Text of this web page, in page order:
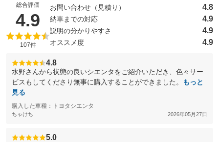
総合評価
4.9 （5点満点中）
107件
お問い合わせ（見積り） 4.8
納車までの対応 4.9
説明の分かりやすさ 4.9
オススメ度 4.9
4.8
水野さんから状態の良いシエンタをご紹介いただき、色々サー
ビスもしてくださり無事に購入することができました。
もっと
見る
購入した車種：トヨタシエンタ
ちゃけち 2026年05月27日
5.0